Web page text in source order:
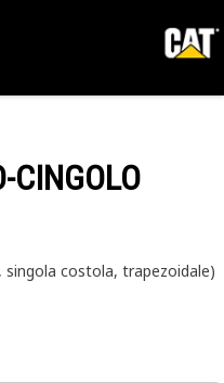
CINGOLO
costola, trapezoidale)